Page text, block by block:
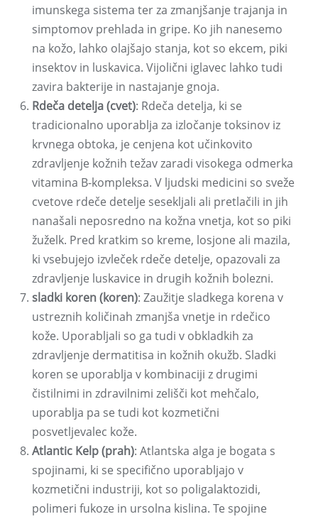
imunskega sistema ter za zmanjšanje trajanja in
simptomov prehlada in gripe. Ko jih nanesemo
na kožo, lahko olajšajo stanja, kot so ekcem, piki
insektov in luskavica. Vijolični iglavec lahko tudi
zavira bakterije in nastajanje gnoja.
Rdeča detelja (cvet): Rdeča detelja, ki se
tradicionalno uporablja za izločanje toksinov iz
krvnega obtoka, je cenjena kot učinkovito
zdravljenje kožnih težav zaradi visokega odmerka
vitamina B-kompleksa. V ljudski medicini so sveže
cvetove rdeče detelje sesekljali ali pretlačili in jih
nanašali neposredno na kožna vnetja, kot so piki
žuželk. Pred kratkim so kreme, losjone ali mazila,
ki vsebujejo izvleček rdeče detelje, opazovali za
zdravljenje luskavice in drugih kožnih bolezni.
sladki koren (koren): Zaužitje sladkega korena v
ustreznih količinah zmanjša vnetje in rdečico
kože. Uporabljali so ga tudi v obkladkih za
zdravljenje dermatitisa in kožnih okužb. Sladki
koren se uporablja v kombinaciji z drugimi
čistilnimi in zdravilnimi zelišči kot mehčalo,
uporablja pa se tudi kot kozmetični
posvetljevalec kože.
Atlantic Kelp (prah): Atlantska alga je bogata s
spojinami, ki se specifično uporabljajo v
kozmetični industriji, kot so poligalaktozidi,
polimeri fukoze in ursolna kislina. Te spojine